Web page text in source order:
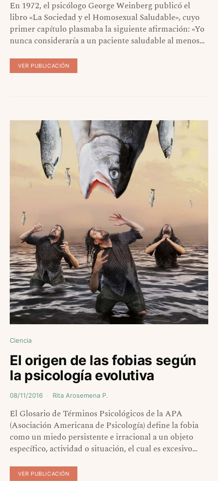
En 1972, el psicólogo George Weinberg publicó el
libro «La Sociedad y el Homosexual Saludable», cuyo
primer capítulo plasmaba la siguiente afirmación: «Yo
nunca consideraría a un paciente saludable al menos…
VER PUBLICACIÓN
Ciencia
El origen de las fobias según
la psicología evolutiva
08/11/2016 Rita Arosemena P.
El Glosario de Términos Psicológicos de la APA
(Asociación Americana de Psicología) define la fobia
como un miedo persistente e irracional a un objeto
específico, actividad o situación, el cual es excesivo…
VER PUBLICACIÓN